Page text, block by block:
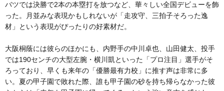
バツでは決勝で2本の本塁打を放つなど、華々しい全国デビューを飾
った。月並みな表現かもしれないが「走攻守、三拍子そろった逸
材」という表現がぴったりの好素材だ。
大阪桐蔭には彼らのほかにも、内野手の中川卓也、山田健太、投手
では190センチの大型左腕・横川凱といった「プロ注目」選手がそ
ろっており、早くも来年の「優勝最有力校」に推す声は非常に多
い。夏の甲子園で敗れた際、誰も甲子園の砂を持ち帰らなかった彼